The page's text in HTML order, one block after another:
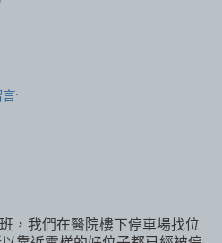
:
，我們在醫院樓下停車場找位